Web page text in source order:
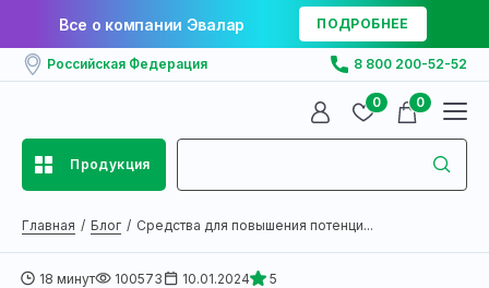
Все о компании Эвалар ПОДРОБНЕЕ
Российская Федерация 8 800 200-52-52
0 0
Продукция
Главная Блог Средства для повышения потенци...
18 минут 100573 10.01.2024 5